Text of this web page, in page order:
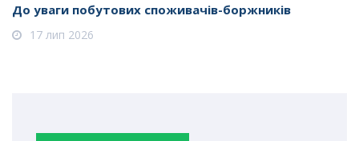
До уваги побутових споживачів-боржників
17 лип 2026